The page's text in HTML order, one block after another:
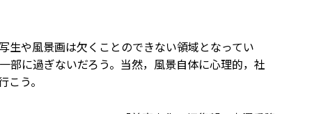
生や風景画は欠くことのできない領域となってい
部に過ぎないだろう。当然，風景自体に心理的，社
う。